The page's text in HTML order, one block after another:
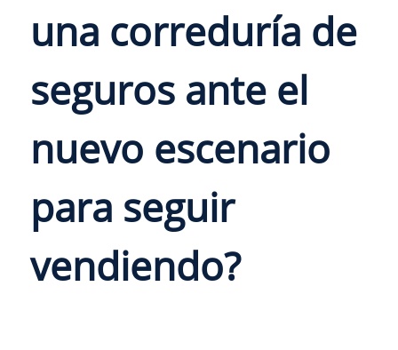
una correduría de
seguros ante el
nuevo escenario
para seguir
vendiendo?